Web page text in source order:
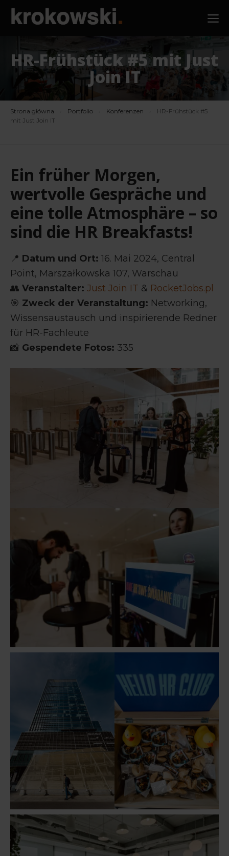
Zum
Inhalt
HR-Frühstück #5 mit Just
Join IT
Strona główna Portfolio Konferenzen
HR-Frühstück #5
mit Just Join IT
Ein früher Morgen,
wertvolle Gespräche und
eine tolle Atmosphäre – so
sind die HR Breakfasts!
📍 Datum und Ort: 16. Mai 2024, Central
Point, Marszałkowska 107, Warschau
👥 Veranstalter: Just Join IT & RocketJobs.pl
🎯 Zweck der Veranstaltung: Networking,
Wissensaustausch und inspirierende Redner
für HR-Fachleute
📸 Gespendete Fotos: 335